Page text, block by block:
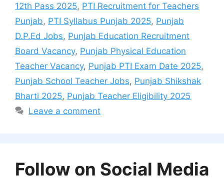
12th Pass 2025, PTI Recruitment for Teachers
Punjab, PTI Syllabus Punjab 2025, Punjab
D.P.Ed Jobs, Punjab Education Recruitment
Board Vacancy, Punjab Physical Education
Teacher Vacancy, Punjab PTI Exam Date 2025,
Punjab School Teacher Jobs, Punjab Shikshak
Bharti 2025, Punjab Teacher Eligibility 2025
Leave a comment
Follow on Social Media